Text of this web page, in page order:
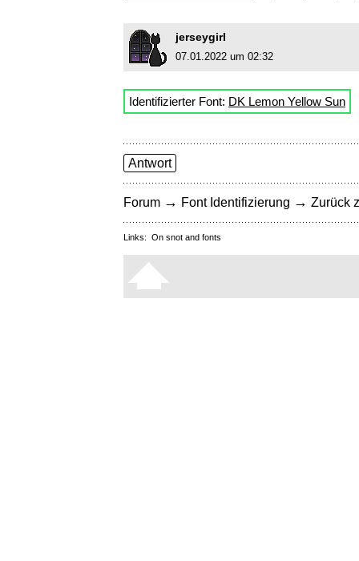
jerseygirl
07.01.2022 um 02:32
Identifizierter Font: DK Lemon Yellow Sun
Antwort
Forum → Font Identifizierung → Zurück
Links: On snot and fonts